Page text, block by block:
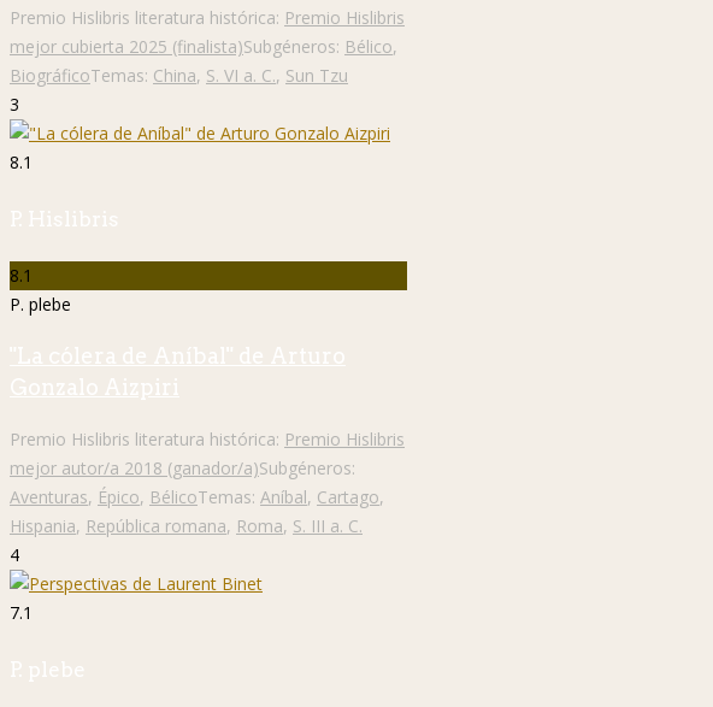
Premio Hislibris literatura histórica: Premio Hislibris
mejor cubierta 2025 (finalista)Subgéneros: Bélico,
BiográficoTemas: China, S. VI a. C., Sun Tzu
3
8.1
P. Hislibris
8.1
P. plebe
"La cólera de Aníbal" de Arturo
Gonzalo Aizpiri
Premio Hislibris literatura histórica: Premio Hislibris
mejor autor/a 2018 (ganador/a)Subgéneros:
Aventuras, Épico, BélicoTemas: Aníbal, Cartago,
Hispania, República romana, Roma, S. III a. C.
4
7.1
P. plebe